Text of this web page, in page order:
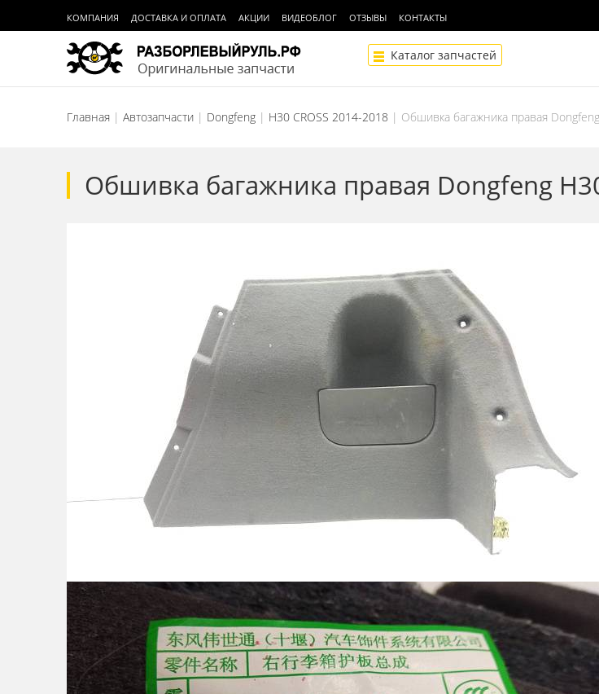
КОМПАНИЯ ДОСТАВКА И ОПЛАТА АКЦИИ ВИДЕОБЛОГ ОТЗЫВЫ КОНТАКТЫ
Каталог запчастей
Главная Автозапчасти Dongfeng H30 CROSS 2014-2018 Обшивка багажника правая
Обшивка багажника правая Dongfeng